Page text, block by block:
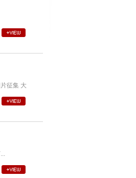
征集 大